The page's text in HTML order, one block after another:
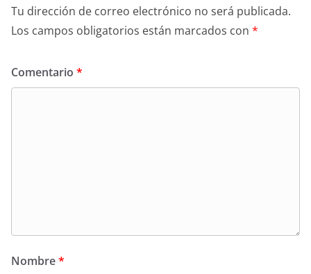
Tu dirección de correo electrónico no será publicada.
Los campos obligatorios están marcados con *
Comentario *
Nombre*